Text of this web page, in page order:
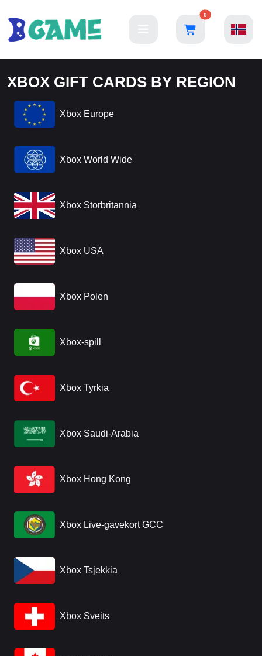
0
XBOX GIFT CARDS BY REGION
Xbox Europe
Xbox World Wide
Xbox Storbritannia
Xbox USA
Xbox Polen
Xbox-spill
Xbox Tyrkia
Xbox Saudi-Arabia
Xbox Hong Kong
Xbox Live-gavekort GCC
Xbox Tsjekkia
Xbox Sveits